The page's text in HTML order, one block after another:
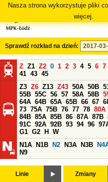
Nasza strona wykorzystuje pliki
więcej.
Sprawdź rozkład na dzień:
Z Z1 Z2 0 1 2 3 4 5 6 7
41 43 45
Z3 Z6 Z13 Z43 50A 50B
55B 55C 56 57 58A 58B
64A 64B 65A 65B 66 67
73 75A 75B 76 77 78 80A
84B 85A 85B 86 87A 87B
91C 92A 92B 93 94 96
G1 G2 H
W
N1A
N1B N2 N3A N3B
N9
Linie Zmiany